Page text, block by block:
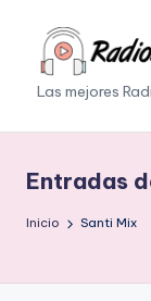
Saltar
contenidoLas mejores
Entradas
Inicio Santi Mix